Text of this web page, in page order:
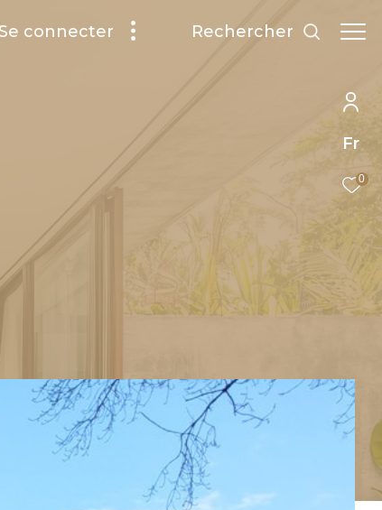
Fr
0
Se connecter rechercher